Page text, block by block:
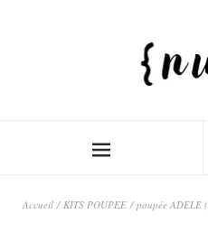
Accueil / KITS POUPEE / poupée ADELE